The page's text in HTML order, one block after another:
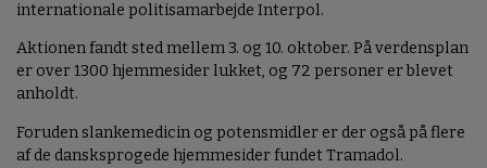
internationale politisamarbejde Interpol.
Aktionen fandt sted mellem 3. og 10. oktober. På verdensplan
er over 1300 hjemmesider lukket, og 72 personer er blevet
anholdt.
Foruden slankemedicin og potensmidler er der også på flere
af de dansksprogede hjemmesider fundet Tramadol.